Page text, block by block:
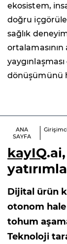
ekosistem,
doğru
sağlık
ortalamasının
dönüşümünü
ANA
SAYFA
kayIQ
Dijital ürün
otonom
tohum
Teknoloji